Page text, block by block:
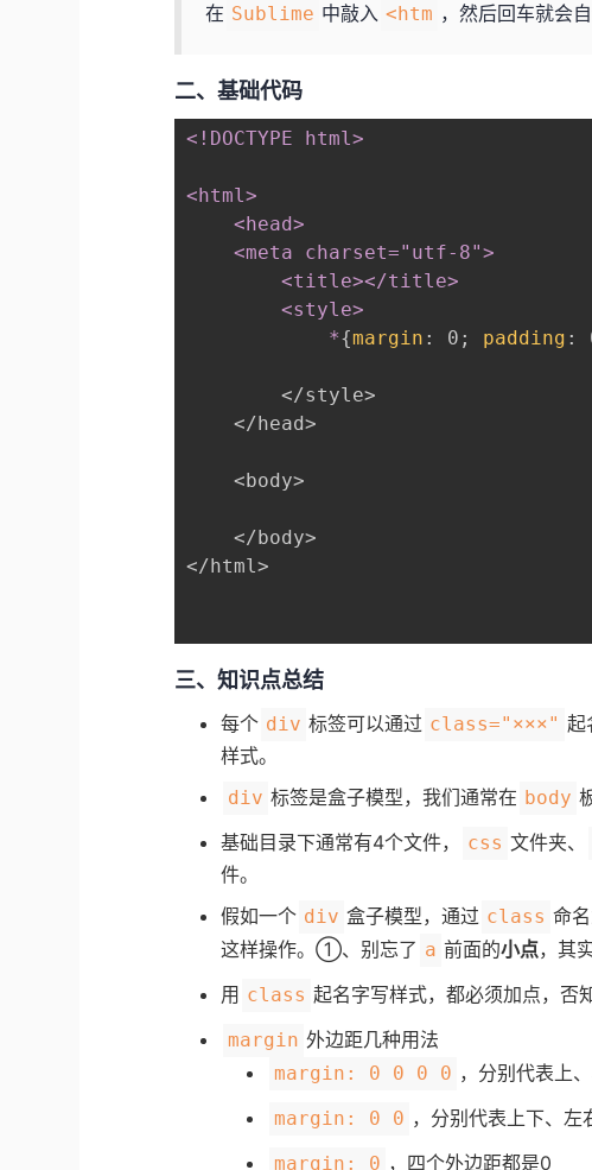
在 Sublime 中敲入 <htm ，然后回车就会
二、基础代码
<!DOCTYPE html>
<html>
	<head>
	<meta charset="utf-8">
		<title></title>
		<style>
			*
{margin : 0 ; padding :
		</style>
	</head>
	<body>
	</body>
</html>
三、知识点总结
每个 div 标签可以通过 class="×××" 起
样式。
div 标签是盒子模型，我们通常在 body
基础目录下通常有4个文件，
css 文件夹、
件。
假如一个 div 盒子模型，通过 class 命
这样操作。①、别忘了 a 前面的小点，其
用 class 起名字写样式，都必须加点，否
margin 外边距几种用法
margin: 0 0 0 0 ，分别代表上
margin: 0 0 ，分别代表上下、左
margin: 0 ，四个外边距都是0